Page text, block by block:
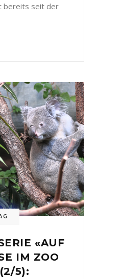
bereits seit der
«AUF
IM ZOO
5):